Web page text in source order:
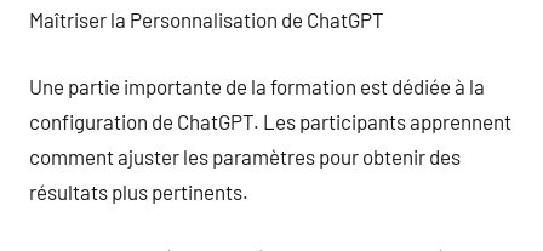
Maîtriser la Personnalisation de ChatGPT
Une partie importante de la formation est dédiée à la
configuration de ChatGPT. Les participants apprennent
comment ajuster les paramètres pour obtenir des
résultats plus pertinents.